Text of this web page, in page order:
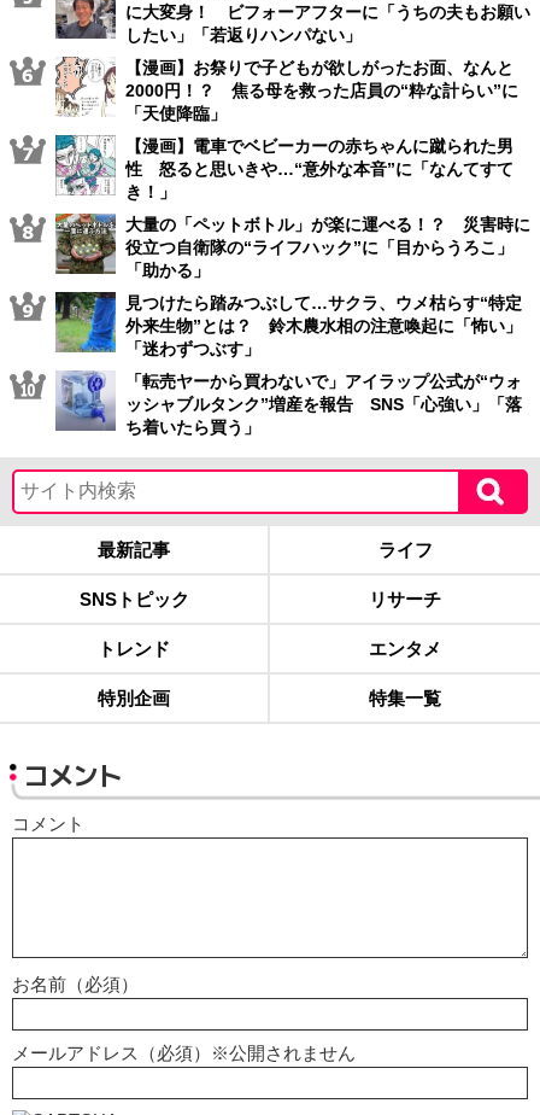
に大変身！ ビフォーアフターに「うちの夫もお願い
したい」「若返りハンパない」
【漫画】お祭りで子どもが欲しがったお面、なんと
2000円！？ 焦る母を救った店員の“粋な計らい”に
「天使降臨」
【漫画】電車でベビーカーの赤ちゃんに蹴られた男
性 怒ると思いきや…“意外な本音”に「なんてすて
き！」
大量の「ペットボトル」が楽に運べる！？ 災害時に
役立つ自衛隊の“ライフハック”に「目からうろこ」
「助かる」
見つけたら踏みつぶして…サクラ、ウメ枯らす“特定
外来生物”とは？ 鈴木農水相の注意喚起に「怖い」
「迷わずつぶす」
「転売ヤーから買わないで」アイラップ公式が“ウォ
ッシャブルタンク”増産を報告 SNS「心強い」「落
ち着いたら買う」
最新記事 ライフ
SNSトピック リサーチ
トレンド エンタメ
特別企画 特集一覧
コメント
コメント
お名前（必須）
メールアドレス（必須）※公開されません